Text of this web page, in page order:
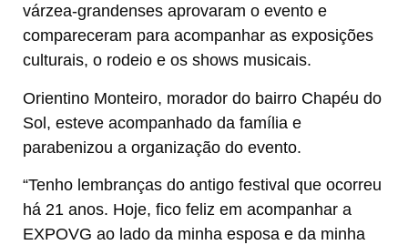
várzea-grandenses aprovaram o evento e
compareceram para acompanhar as exposições
culturais, o rodeio e os shows musicais.
Orientino Monteiro, morador do bairro Chapéu do
Sol, esteve acompanhado da família e
parabenizou a organização do evento.
“Tenho lembranças do antigo festival que ocorreu
há 21 anos. Hoje, fico feliz em acompanhar a
EXPOVG ao lado da minha esposa e da minha